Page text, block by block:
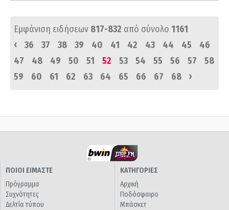
Εμφάνιση ειδήσεων 817-832 από σύνολο 1161
‹
36 37 38 39 40 41 42 43 44 45
46
47
48 49 50 51 52 53 54 55 56 57
58
59
60 61 62 63 64 65 66 67 68 ›
ΠΟΙΟΙ ΕΙΜΑΣΤΕ
Πρόγραμμα
Συχνότητες
Δελτία τύπου
ΚΑΤΗΓΟΡΙΕΣ
Αρχική
Ποδόσφαιρο
Μπάσκετ